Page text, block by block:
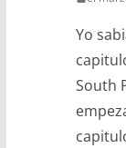
Yo
South